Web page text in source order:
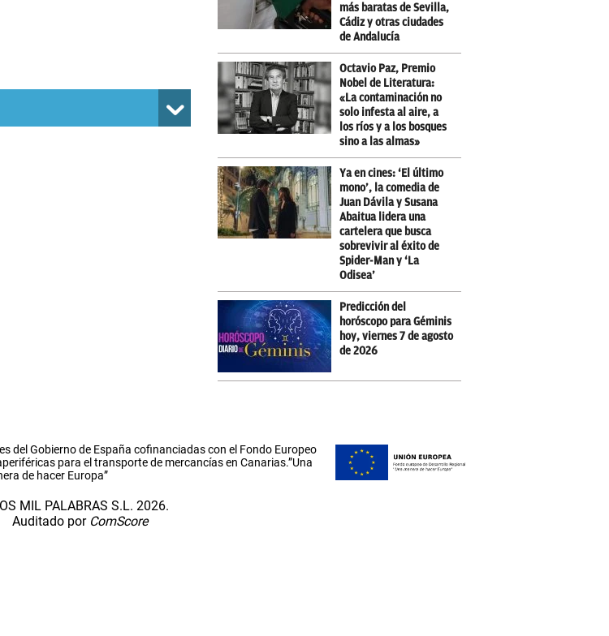
más baratas de Sevilla,
Cádiz y otras ciudades
de Andalucía
Octavio Paz, Premio
Nobel de Literatura:
«La contaminación no
solo infesta al aire, a
los ríos y a los bosques
sino a las almas»
Ya en cines: ‘El último
mono’, la comedia de
Juan Dávila y Susana
Abaitua lidera una
cartelera que busca
sobrevivir al éxito de
Spider-Man y ‘La
Odisea’
Predicción del
horóscopo para Géminis
hoy, viernes 7 de agosto
de 2026
del Gobierno de España cofinanciadas con el Fondo Europeo
para el transporte de mercancías en Canarias.”Una
de hacer Europa”
MIL PALABRAS S.L. 2026.
Auditado por ComScore